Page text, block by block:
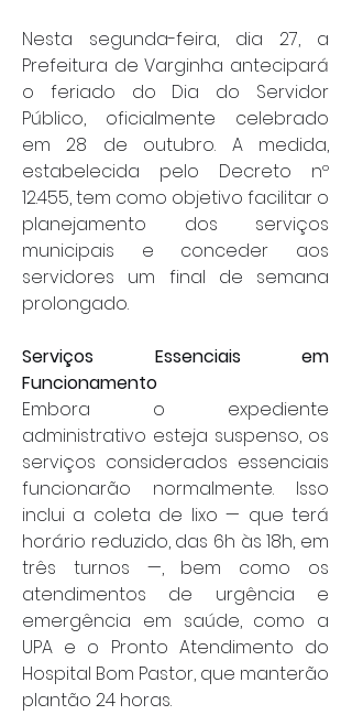
Nesta segunda-feira, dia 27, a
Prefeitura de Varginha antecipará
o feriado do Dia do Servidor
Público, oficialmente celebrado
em 28 de outubro. A medida,
estabelecida pelo Decreto nº
12.455, tem como objetivo facilitar o
planejamento dos serviços
municipais e conceder aos
servidores um final de semana
prolongado.
Serviços Essenciais em
Funcionamento
Embora o expediente
administrativo esteja suspenso, os
serviços considerados essenciais
funcionarão normalmente. Isso
inclui a coleta de lixo — que terá
horário reduzido, das 6h às 18h, em
três turnos —, bem como os
atendimentos de urgência e
emergência em saúde, como a
UPA e o Pronto Atendimento do
Hospital Bom Pastor, que manterão
plantão 24 horas.